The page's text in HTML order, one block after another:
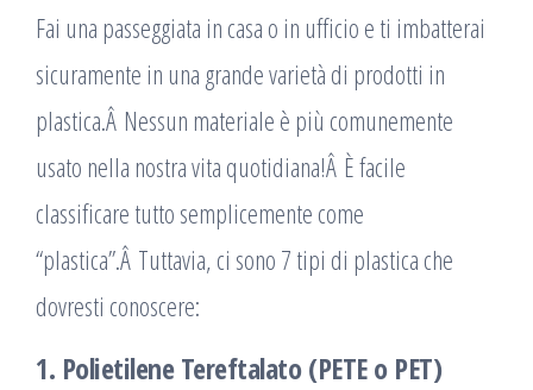
Fai una passeggiata in casa o in ufficio e ti imbatterai
sicuramente in una grande varietà di prodotti in
plastica.Â Nessun materiale è più comunemente
usato nella nostra vita quotidiana!Â È facile
classificare tutto semplicemente come
“plastica”.Â Tuttavia, ci sono 7 tipi di plastica che
dovresti conoscere:
1. Polietilene Tereftalato (PETE o PET)